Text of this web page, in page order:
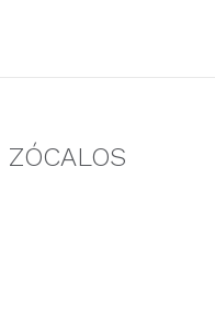
ZÓCALOS